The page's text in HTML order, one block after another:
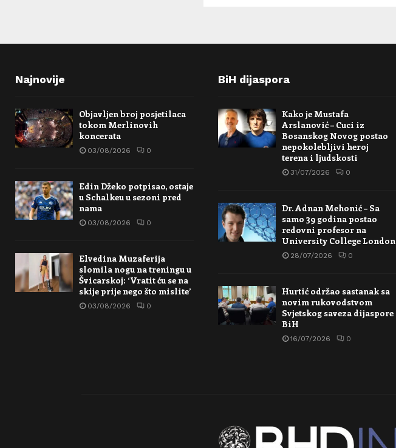
Najnovije
Objavljen broj posjetilaca
tokom Merlinovih
koncerata
03/08/2026 0
Edin Džeko potpisao, ostaje
u Schalkeu u sezoni pred
nama
03/08/2026 0
Elvedina Muzaferija
slomila nogu na treningu u
Švicarskoj: ‘Vratit ću se na
skije prije nego što mislite’
03/08/2026 0
BiH dijaspora
Kako je Mustafa
Arslanović – Cuci iz
Bosanskog Novog postao
nepokolebljivi heroj
terena i ljudskosti
31/07/2026 0
Dr. Adnan Mehonić – Sa
samo 39 godina postao
redovni profesor na
University College London
28/07/2026 0
Hurtić održao sastanak sa
novim rukovodstvom
Svjetskog saveza dijaspore
BiH
16/07/2026 0